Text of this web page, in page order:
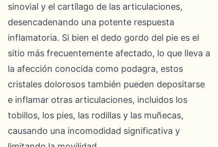
sinovial y el cartílago de las articulaciones,
desencadenando una potente respuesta
inflamatoria. Si bien el dedo gordo del pie es el
sitio más frecuentemente afectado, lo que lleva a
la afección conocida como podagra, estos
cristales dolorosos también pueden depositarse
e inflamar otras articulaciones, incluidos los
tobillos, los pies, las rodillas y las muñecas,
causando una incomodidad significativa y